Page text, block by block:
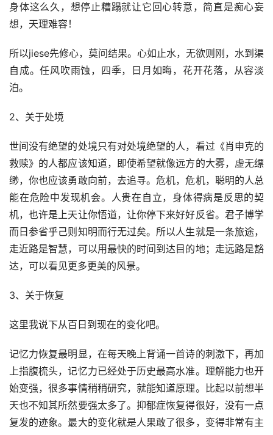
身体这么久，想停止糟蹋就让它回心转意，简直是痴心妄
想，天理难容！
所以jiese先修心，莫问结果。心如止水，无欲则刚，水到渠
自成。任风吹雨蚀，四季，日月如晦，花开花落，从容淡
泊。
2、关于处境
世间没有绝望的处境只有对处境绝望的人，看过《肖申克的
救赎》的人都应该知道，即使希望就像远方的大雾，虚无缥
缈，你也应该勇敢向前，去追寻。危机，危机，聪明的人总
能在危险中发现机会。人贵在自立，身体得病是反思的契
机，也许是上天让你悟道，让你停下来好好反省。君子博学
而日参省乎己则知明而行无过矣。所以人生就是一条旅途，
走近路是智慧，可以用最快的时间到达目的地；走远路是豁
达，可以看见更多更美的风景。
3、关于恢复
这里我说下从百日到现在的变化吧。
记忆力恢复最明显，在每天晚上背诵一首诗的刺激下，再加
上指腹梳头，记忆力已经处于历史最高水准。理解能力也开
始变强，很多事情稍稍研究，就能知道原理。比起以前想半
天也不知其所然要强太多了。抑郁症恢复得很好，没有一点
复发的迹象。最大的变化就是人果敢了很多，变得非常有主